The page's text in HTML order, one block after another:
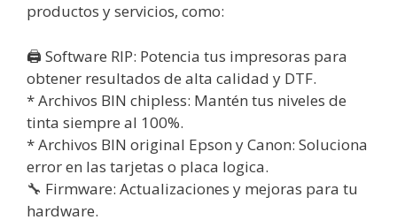
productos y servicios, como:
🖨️ Software RIP: Potencia tus impresoras para
obtener resultados de alta calidad y DTF.
* Archivos BIN chipless: Mantén tus niveles de
tinta siempre al 100%.
* Archivos BIN original Epson y Canon: Soluciona
error en las tarjetas o placa logica.
🔧 Firmware: Actualizaciones y mejoras para tu
hardware.